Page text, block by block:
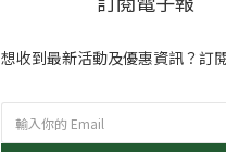
想收到最新活動及優惠資訊？訂